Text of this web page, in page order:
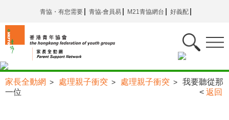
青協・有您需要 青協‧會員易 M21青協網台 好義配
家長全動網 > 處理親子衝突 > 處理親子衝突 >
我要聽從那
一位
< 返回